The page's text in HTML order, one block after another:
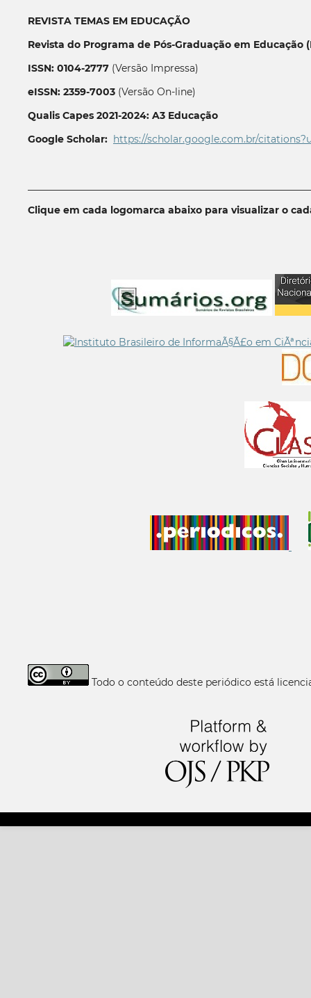
REVISTA TEMAS EM EDUCAÇÃO
Revista do Programa de Pós-Graduação em Educação
ISSN: 0104-2777(Versão Impressa)
eISSN: 2359-7003(Versão On-line)
Qualis Capes 2021-2024: A3 Educação
Google Scholar: https://scholar.google.com.br/
Clique em cada logomarca abaixo para visualizar o
Todo o conteúdo deste periódico está